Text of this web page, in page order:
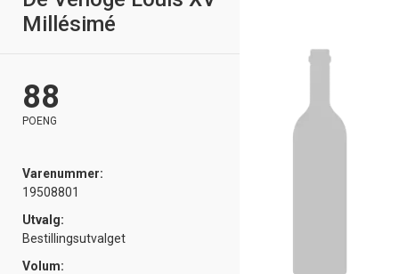
Millésimé
88
POENG
Varenummer:
19508801
Utvalg:
Bestillingsutvalget
Volum: